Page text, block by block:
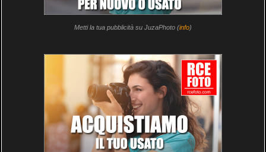
Metti la tua pubblicità su JuzaPhoto (info)